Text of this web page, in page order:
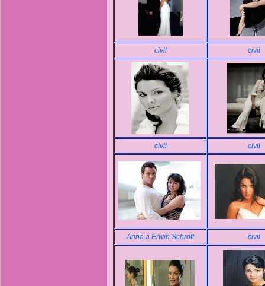
civil civil
civil civil
Anna a Erwin Schrott civil